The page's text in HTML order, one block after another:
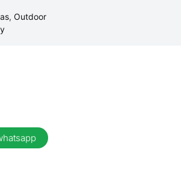
, Outdoor